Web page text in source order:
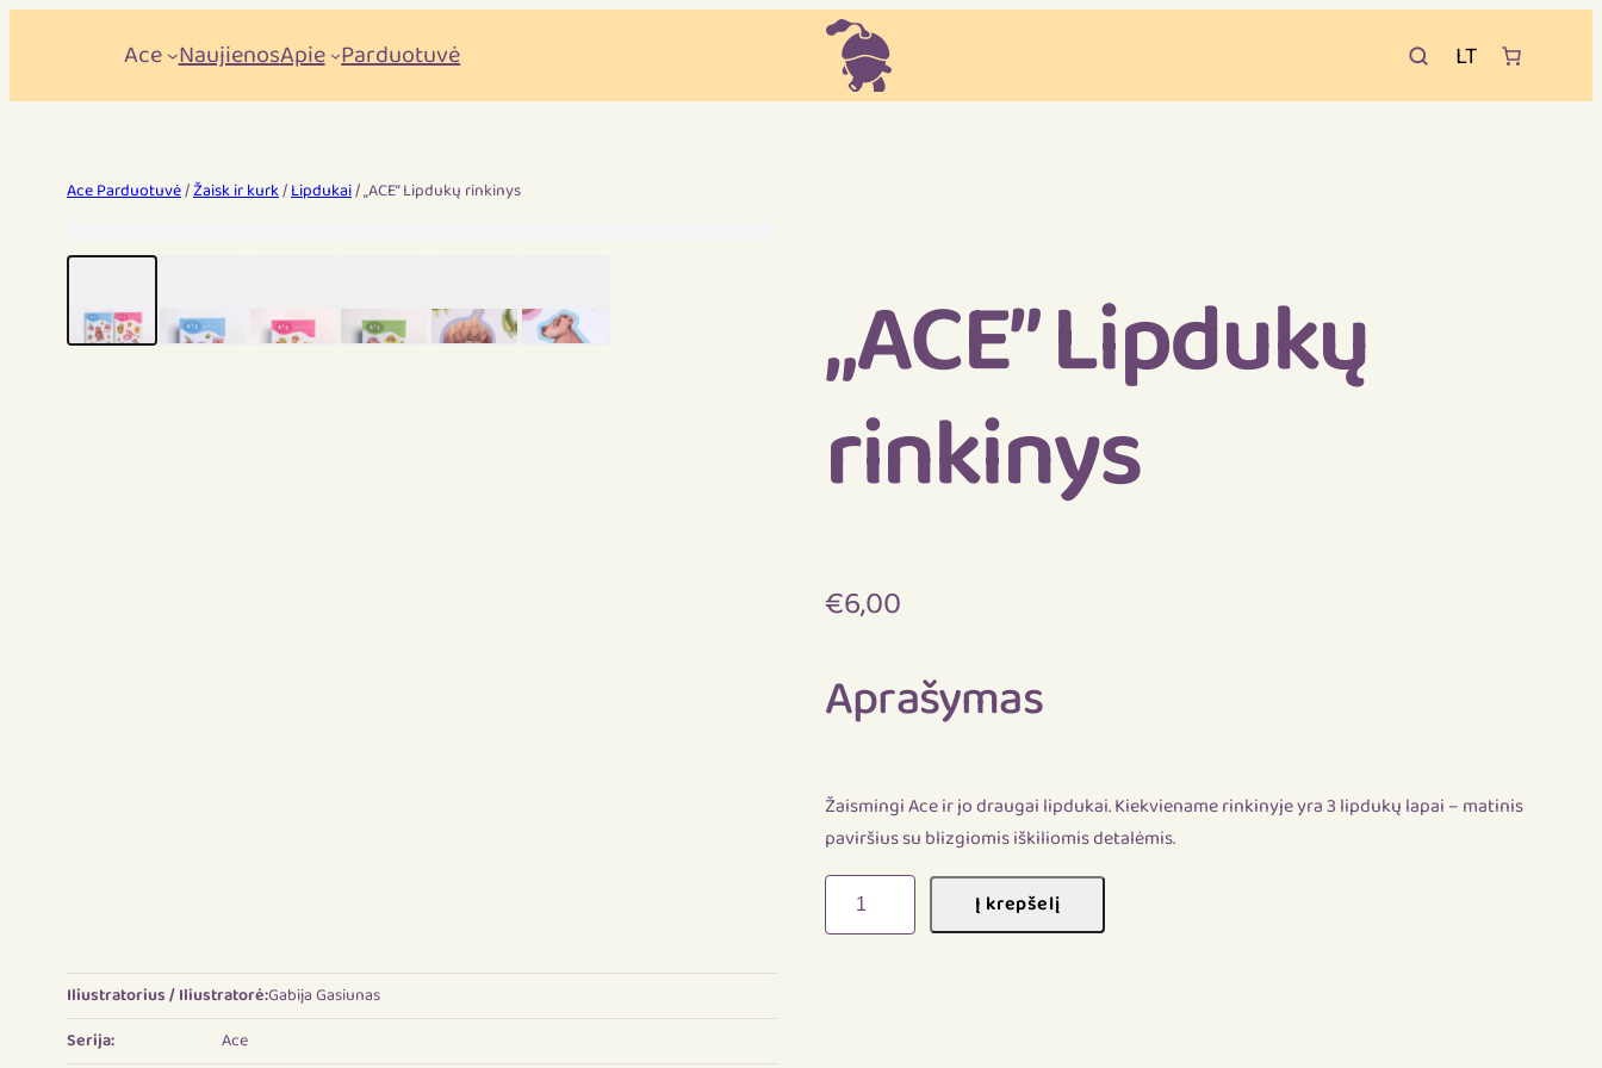
Ace NaujienosApie Parduotuvė LT
Ace Parduotuvė/Žaisk ir kurk/Lipdukai/ „ACE” Lipdukų rinkinys
„ACE” Lipdukų
rinkinys
€6,00
Aprašymas
Žaismingi Ace ir jo draugai lipdukai. Kiekviename rinkinyje yra 3 lipdukų lapai – matinis
paviršius su blizgiomis iškiliomis detalėmis.
produkto
kiekis:
Į krepšelį
Iliustratorius / Iliustratorė:Gabija Gasiunas
Serija:
Ace